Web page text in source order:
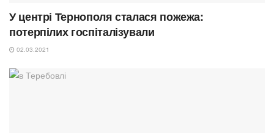
У центрі Тернополя сталася пожежа:
потерпілих госпіталізували
02.03.2021